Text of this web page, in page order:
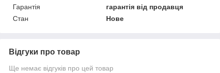
Гарантія
гарантія від продавця
Стан
Нове
Відгуки про товар
Ще немає відгуків про цей товар